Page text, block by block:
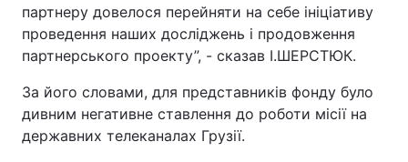
партнеру довелося перейняти на себе ініціативу
проведення наших досліджень і продовження
партнерського проекту”, - сказав І.ШЕРСТЮК.
За його словами, для представників фонду було
дивним негативне ставлення до роботи місії на
державних телеканалах Грузії.